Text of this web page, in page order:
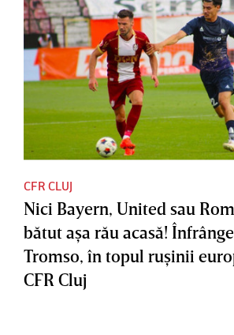
CFR CLUJ
Nici Bayern, United sau
bătut aşa rău acasă!
Tromso, în topul ruşinii
CFR Cluj